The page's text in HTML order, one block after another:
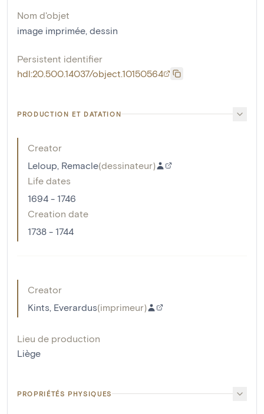
Nom d'objet
image imprimée dessin
Persistent identifier
hdl:20.500.14037/object.10150564
PRODUCTION ET DATATION
Creator
Leloup, Remacle(dessinateur)
Life dates
1694 - 1746
Creation date
1738 - 1744
Creator
Kints, Everardus(imprimeur)
Lieu de production
Liège
PROPRIÉTÉS PHYSIQUES